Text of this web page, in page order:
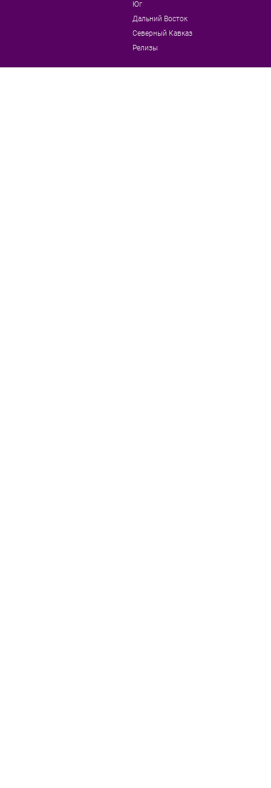
Юг
Дальний Восток
Северный Кавказ
Релизы